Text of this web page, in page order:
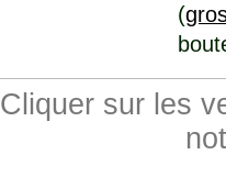
(
Cliquer sur les